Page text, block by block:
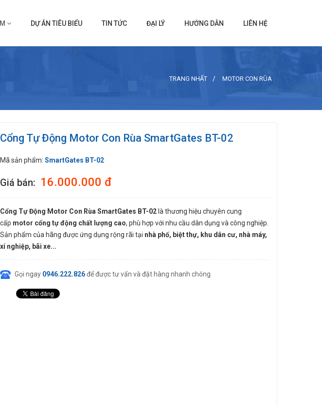
DỰ ÁN TIÊU BIỂU TIN TỨC ĐẠI LÝ HƯỚNG DẪN LIÊN HỆ
TRANG NHẤT MOTOR CON RÙA
Cổng Tự Động Motor Con Rùa SmartGates BT-02
Mã sản phẩm: SmartGates BT-02
Giá bán: 16.000.000 đ
Cổng Tự Động Motor Con Rùa SmartGates BT-02 là thương hiệu chuyên cung
cấp motor cổng tự động chất lượng cao, phù hợp với nhu cầu dân dụng và công nghiệp.
Sản phẩm của hãng được ứng dụng rộng rãi tại nhà phố, biệt thự, khu dân cư, nhà máy,
xí nghiệp, bãi xe...
Gọi ngay 0946.222.826để được tư vấn và đặt hàng nhanh chóng